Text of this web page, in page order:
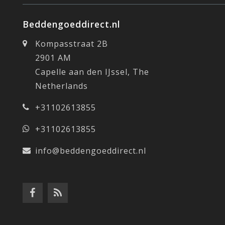
Beddengoeddirect.nl
Kompasstraat 2B
2901 AM
Capelle aan den IJssel, The
Netherlands
+31102613855
+31102613855
info@beddengoeddirect.nl